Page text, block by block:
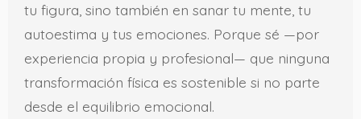
tu figura, sino también en sanar tu mente, tu
autoestima y tus emociones. Porque sé —por
experiencia propia y profesional— que ninguna
transformación física es sostenible si no parte
desde el equilibrio emocional.